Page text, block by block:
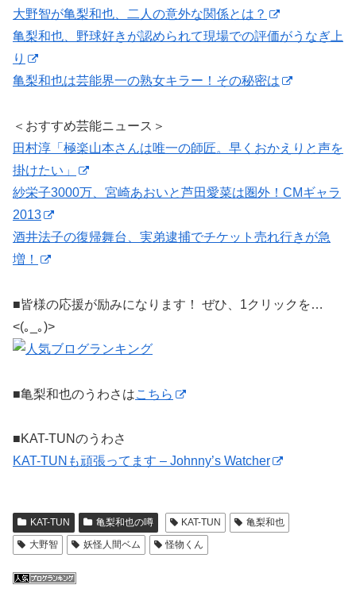
大野智が亀梨和也、二人の意外な関係とは？
亀梨和也、野球好きが認められて現場での評価がうなぎ上
り
亀梨和也は芸能界一の熟女キラー！その秘密は
＜おすすめ芸能ニュース＞
田村淳「極楽山本さんは唯一の師匠。早くおかえりと声を
掛けたい」
紗栄子3000万、宮崎あおいと芦田愛菜は圏外！CMギャラ
2013
酒井法子の復帰舞台、実弟逮捕でチケット売れ行きが急
増！
■皆様の応援が励みになります！ ぜひ、1クリックを…
<(｡_｡)>
■亀梨和也のうわさはこちら
■KAT-TUNのうわさ
KAT-TUNも頑張ってます – Johnny’s Watcher
KAT-TUN 亀梨和也の噂 KAT-TUN
亀梨和也
大野智
妖怪人間ベム 怪物くん